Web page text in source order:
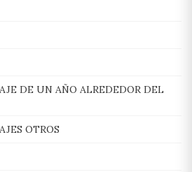
DE UN AÑO ALREDEDOR DEL
OTROS